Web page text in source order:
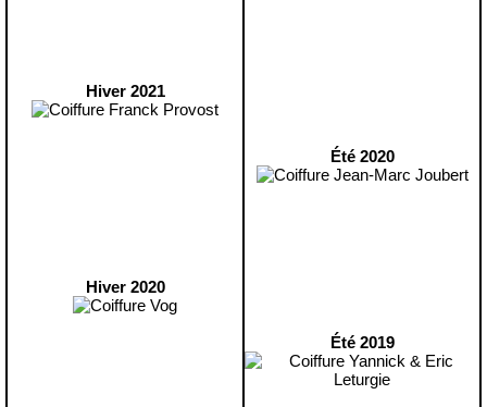
Hiver 2021
Hiver 2020
Été 2020
Été 2019